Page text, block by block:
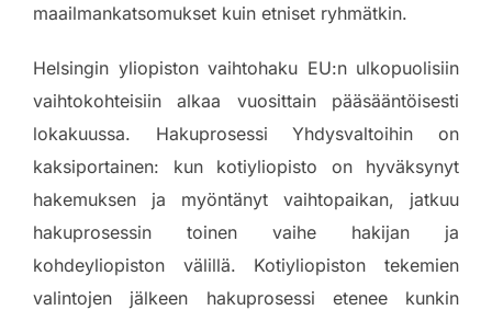
maailmankatsomukset kuin etniset ryhmätkin.
Helsingin yliopiston vaihtohaku EU:n ulkopuolisiin
vaihtokohteisiin alkaa vuosittain pääsääntöisesti
lokakuussa. Hakuprosessi Yhdysvaltoihin on
kaksiportainen: kun kotiyliopisto on hyväksynyt
hakemuksen ja myöntänyt vaihtopaikan, jatkuu
hakuprosessin toinen vaihe hakijan ja
kohdeyliopiston välillä. Kotiyliopiston tekemien
valintojen jälkeen hakuprosessi etenee kunkin